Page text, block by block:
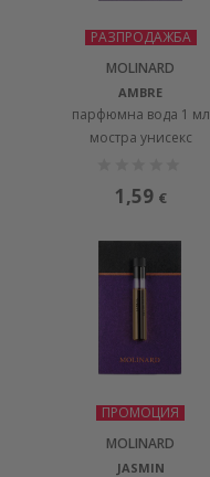
РАЗПРОДАЖБА
MOLINARD
AMBRE
парфюмна вода 1 мл
мостра унисекс
1,59 €
ПРОМОЦИЯ
MOLINARD
JASMIN